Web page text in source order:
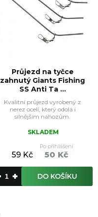
Průjezd na tyčce
zahnutý Giants Fishing
SS Anti Ta ...
Kvalitní průjezd vyrobený z
nerez oceli, který odolá i
silnějším náhozům.
SKLADEM
59 Kč
Po přihlášení
50 Kč
DO KOŠÍKU